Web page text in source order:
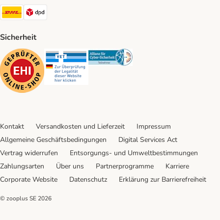
DHL Shipping Method
Sicherheit
Security Security Security
Kontakt Versandkosten und Lieferzeit
Impressum
Allgemeine Geschäftsbedingungen
Digital Services Act
Vertrag widerrufen
Entsorgungs- und Umweltbestimmungen
Zahlungsarten
Über uns Partnerprogramme
Karriere
Corporate Website
Datenschutz Erklärung zur Barrierefreiheit
© zooplus SE 2026